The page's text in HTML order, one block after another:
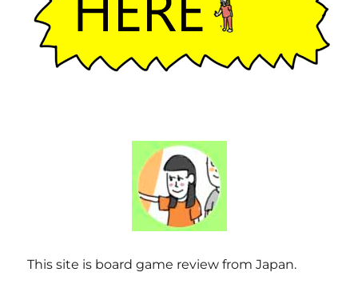
This site is board game review from Japan.